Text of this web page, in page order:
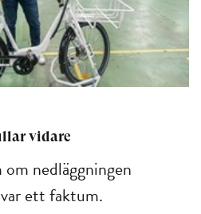
vidare
om nedläggningen
ett faktum.